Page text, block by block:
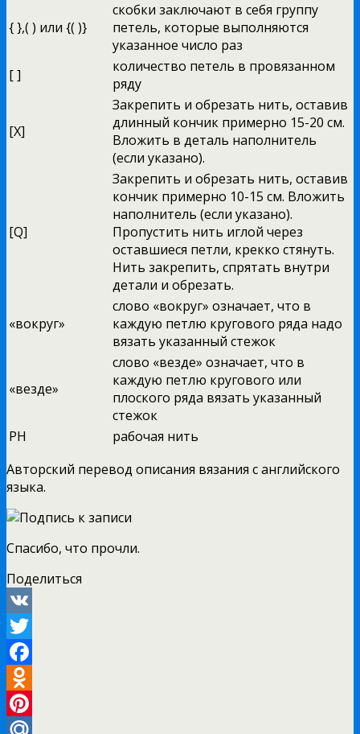
{ },( ) или {( )}
скобки заключают в себя группу
петель, которые выполняются
указанное число раз
[ ]
количество петель в провязанном
ряду
[X]
Закрепить и обрезать нить, оставив
длинный кончик примерно 15-20 см.
Вложить в деталь наполнитель
(если указано).
[Q]
Закрепить и обрезать нить, оставив
кончик примерно 10-15 см. Вложить
наполнитель (если указано).
Пропустить нить иглой через
оставшиеся петли, крекко стянуть.
Нить закрепить, спрятать внутри
детали и обрезать.
«вокруг»
слово «вокруг» означает, что в
каждую петлю кругового ряда надо
вязать указанный стежок
«везде»
слово «везде» означает, что в
каждую петлю кругового или
плоского ряда вязать указанный
стежок
РН
рабочая нить
Авторский перевод описания вязания с английского
языка.
Спасибо, что прочли.
Поделиться
VK
Twitter
Facebook
Odnoklassniki
Pinterest